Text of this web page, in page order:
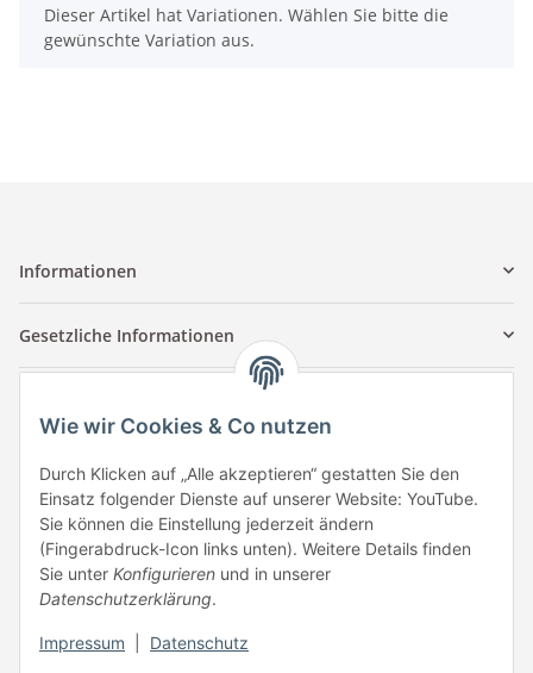
x
Dieser Artikel hat Variationen. Wählen Sie bitte die
gewünschte Variation aus.
Informationen
Gesetzliche Informationen
Tuccar GmbH
Raum A-123
Anton-Kux-Str.2
41460 Neuss
E-Mail: info @ megaphonic.de
Kundenservice
Mo - Fr 10:00 - 18:00
Wie wir Cookies & Co nutzen
Durch Klicken auf „Alle akzeptieren“ gestatten Sie den
Einsatz folgender Dienste auf unserer Website: YouTube.
Sie können die Einstellung jederzeit ändern
(Fingerabdruck-Icon links unten). Weitere Details finden
Sie unter Konfigurieren und in unserer
Datenschutzerklärung.
Impressum Datenschutz